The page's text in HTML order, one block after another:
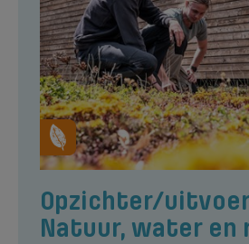
Opzichter/
Natuur, water en